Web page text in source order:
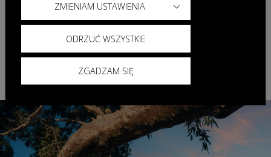
ZMIENIAM USTAWIENIA
ODRZUĆ WSZYSTKIE
ZGADZAM SIĘ